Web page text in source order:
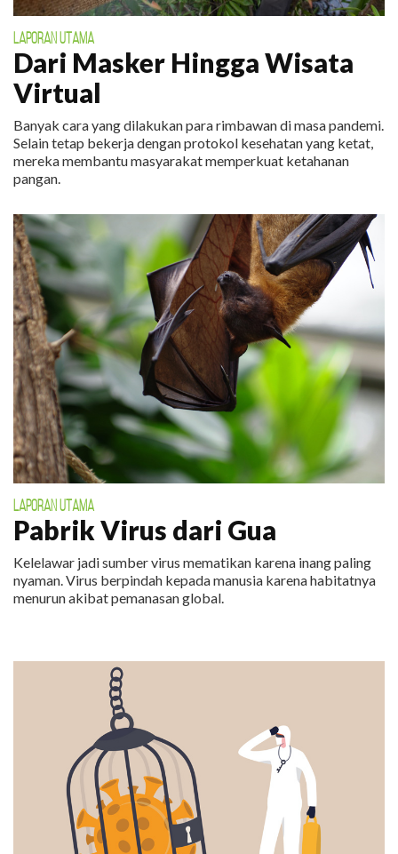
LAPORAN UTAMA
Dari Masker Hingga Wisata
Virtual
Banyak cara yang dilakukan para rimbawan di masa pandemi.
Selain tetap bekerja dengan protokol kesehatan yang ketat,
mereka membantu masyarakat memperkuat ketahanan
pangan.
LAPORAN UTAMA
Pabrik Virus dari Gua
Kelelawar jadi sumber virus mematikan karena inang paling
nyaman. Virus berpindah kepada manusia karena habitatnya
menurun akibat pemanasan global.